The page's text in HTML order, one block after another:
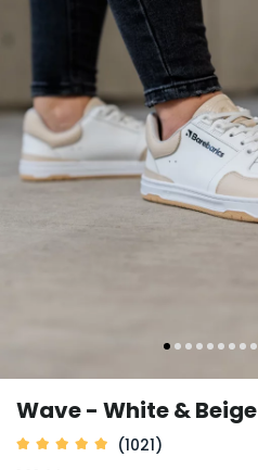
Wave - White & Beige
(1021)